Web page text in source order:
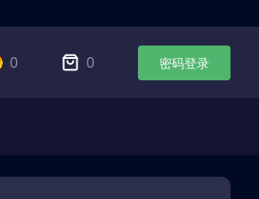
0 0 密码登录